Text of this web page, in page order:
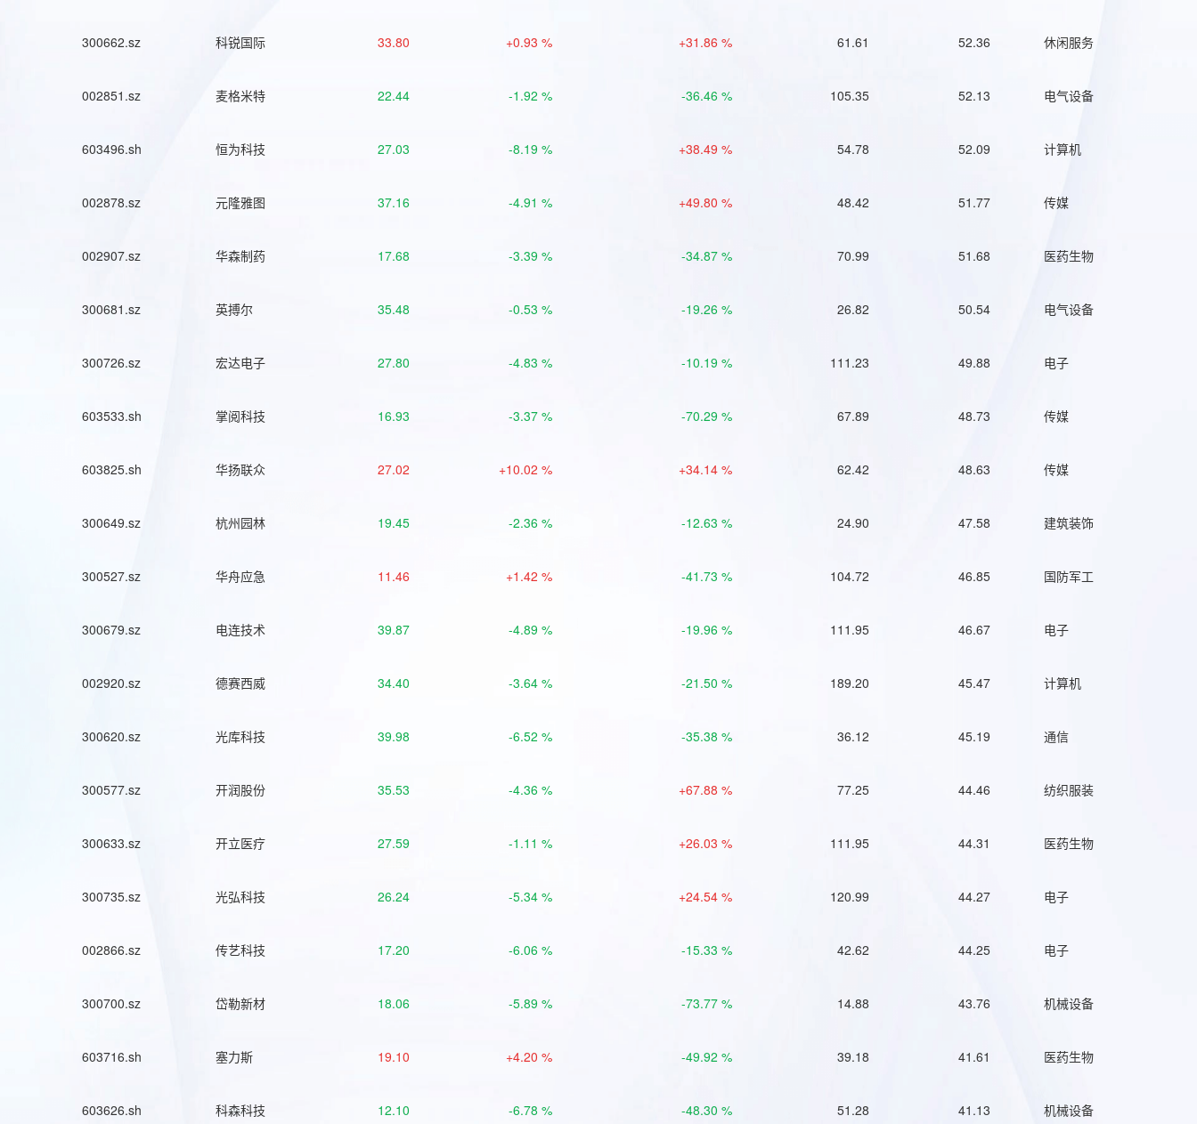
300662.sz 科锐国际 33.80 +0.93 % +31.86 % 61.61 52.36 休闲服务
002851.sz 麦格米特 22.44 -1.92 % -36.46 % 105.35 52.13 电气设备
603496.sh 恒为科技 27.03 -8.19 % +38.49 % 54.78 52.09 计算机
002878.sz 元隆雅图 37.16 -4.91 % +49.80 % 48.42 51.77 传媒
002907.sz 华森制药 17.68 -3.39 % -34.87 % 70.99 51.68 医药生物
300681.sz 英搏尔 35.48 -0.53 % -19.26 % 26.82 50.54 电气设备
300726.sz 宏达电子 27.80 -4.83 % -10.19 % 111.23 49.88 电子
603533.sh 掌阅科技 16.93 -3.37 % -70.29 % 67.89 48.73 传媒
603825.sh 华扬联众 27.02 +10.02 % +34.14 % 62.42 48.63 传媒
300649.sz 杭州园林 19.45 -2.36 % -12.63 % 24.90 47.58 建筑装饰
300527.sz 华舟应急 11.46 +1.42 % -41.73 % 104.72 46.85 国防军工
300679.sz 电连技术 39.87 -4.89 % -19.96 % 111.95 46.67 电子
002920.sz 德赛西威 34.40 -3.64 % -21.50 % 189.20 45.47 计算机
300620.sz 光库科技 39.98 -6.52 % -35.38 % 36.12 45.19 通信
300577.sz 开润股份 35.53 -4.36 % +67.88 % 77.25 44.46 纺织服装
300633.sz 开立医疗 27.59 -1.11 % +26.03 % 111.95 44.31 医药生物
300735.sz 光弘科技 26.24 -5.34 % +24.54 % 120.99 44.27 电子
002866.sz 传艺科技 17.20 -6.06 % -15.33 % 42.62 44.25 电子
300700.sz 岱勒新材 18.06 -5.89 % -73.77 % 14.88 43.76 机械设备
603716.sh 塞力斯 19.10 +4.20 % -49.92 % 39.18 41.61 医药生物
603626.sh 科森科技 12.10 -6.78 % -48.30 % 51.28 41.13 机械设备